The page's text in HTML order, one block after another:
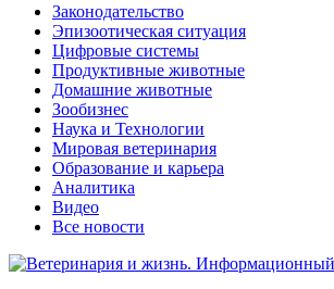
Законодательство
Эпизоотическая ситуация
Цифровые системы
Продуктивные животные
Домашние животные
Зообизнес
Наука и Технологии
Мировая ветеринария
Образование и карьера
Аналитика
Видео
Все новости